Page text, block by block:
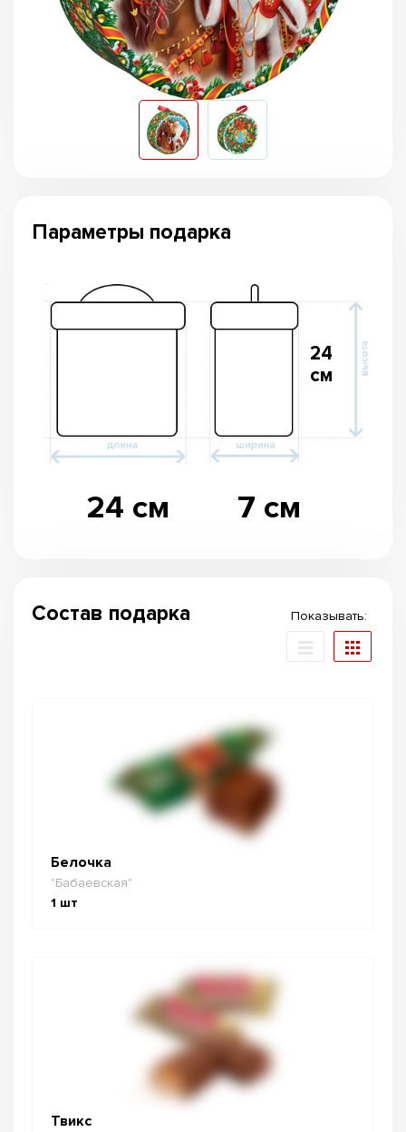
Параметры подарка
24 см 7 см
24
см
Состав подарка Показывать:
Белочка
"Бабаевская"
1 шт
Твикс